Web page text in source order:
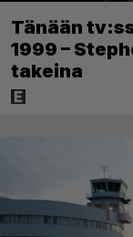
Tänään
1999 –
takeina